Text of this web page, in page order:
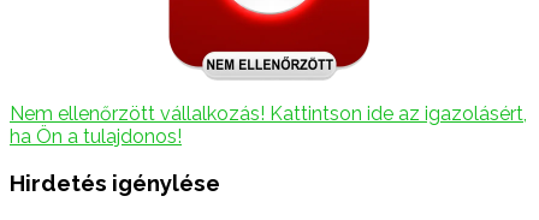
Nem ellenőrzött vállalkozás! Kattintson ide az igazolásért,
ha Ön a tulajdonos!
Hirdetés igénylése